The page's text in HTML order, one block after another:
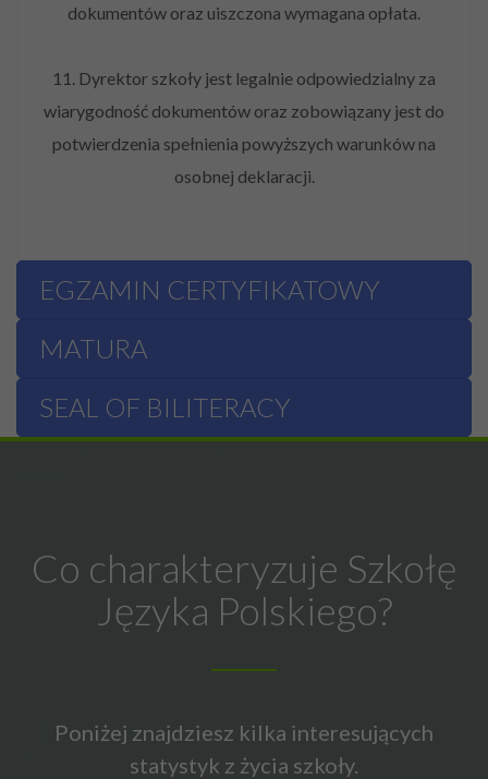
dokumentów oraz uiszczona wymagana opłata.
11. Dyrektor szkoły jest legalnie odpowiedzialny za
wiarygodność dokumentów oraz zobowiązany jest do
potwierdzenia spełnienia powyższych warunków na
osobnej deklaracji.
EGZAMIN CERTYFIKATOWY
MATURA
SEAL OF BILITERACY
Co charakteryzuje Szkołę
Języka Polskiego?
Poniżej znajdziesz kilka interesujących
statystyk z życia szkoły.